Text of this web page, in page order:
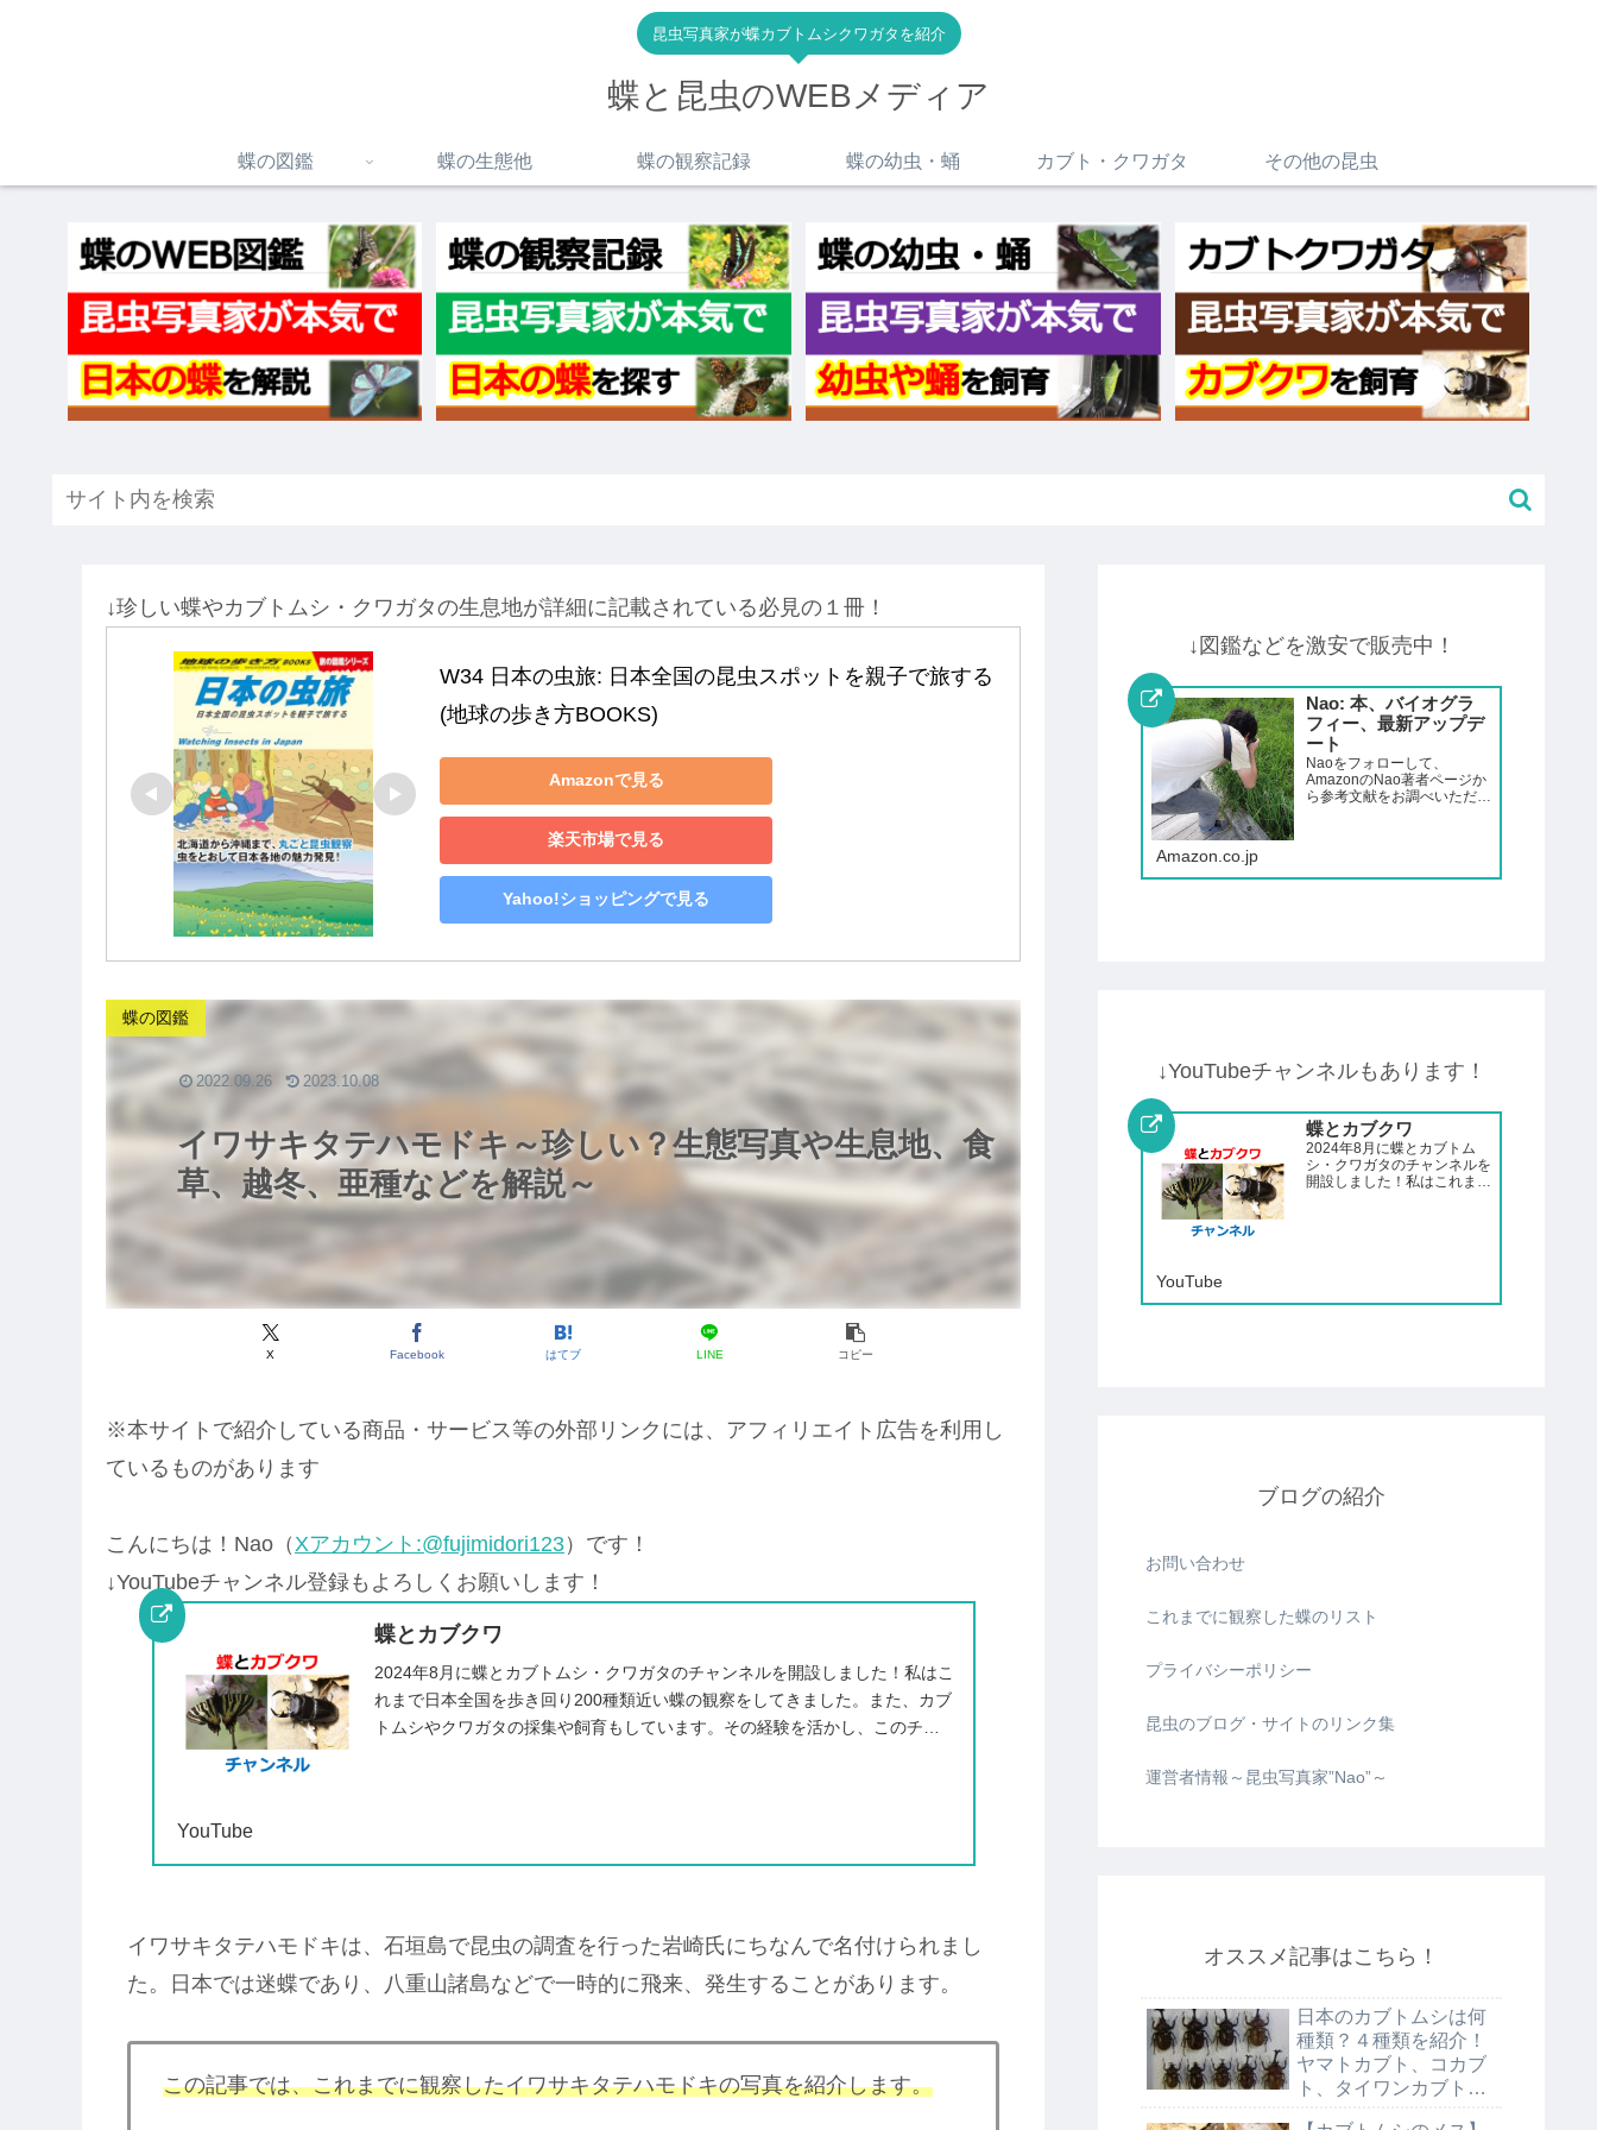
昆虫写真家が蝶カブトムシクワガタを紹介
蝶と昆虫のWEBメディア
蝶の図鑑 蝶の生態他 蝶の観察記録 蝶の幼虫・蛹 カブト・クワガタ その他の昆虫
↓珍しい蝶やカブトムシ・クワガタの生息地が詳細に記載されている必見の１冊！
W34 日本の虫旅: 日本全国の昆虫スポットを親子で旅する
(地球の歩き方BOOKS)
Amazonで見る
楽天市場で見る
Yahoo!ショッピングで見る
イワサキタテハモドキ～珍しい？生態写真や生息地、食
草、越冬、亜種などを解説～
蝶の図鑑
X Facebook はてブ LINE コピー
2022.09.26 2023.10.08
※本サイトで紹介している商品・サービス等の外部リンクには、アフィリエイト広告を利用し
ているものがあります
こんにちは！Nao（Xアカウント:@fujimidori123）です！
↓YouTubeチャンネル登録もよろしくお願いします！
蝶とカブクワ
2024年8月に蝶とカブトムシ・クワガタのチャンネルを開設しました！私はこ
れまで日本全国を歩き回り200種類近い蝶の観察をしてきました。また、カブ
トムシやクワガタの採集や飼育もしています。その経験を活かし、このチャ
YouTube
イワサキタテハモドキは、石垣島で昆虫の調査を行った岩崎氏にちなんで名付けられまし
た。日本では迷蝶であり、八重山諸島などで一時的に飛来、発生することがあります。
この記事では、これまでに観察したイワサキタテハモドキの写真を紹介します。
↓図鑑などを激安で販売中！
Nao: 本、バイオグラ
フィー、最新アップデ
ート
Naoをフォローして、
AmazonのNao著者ページか
ら参考文献をお調べいただけ
Amazon.co.jp
↓YouTubeチャンネルもあります！
蝶とカブクワ
2024年8月に蝶とカブトム
シ・クワガタのチャンネルを
開設しました！私はこれまで
YouTube
ブログの紹介
お問い合わせ
これまでに観察した蝶のリスト
プライバシーポリシー
昆虫のブログ・サイトのリンク集
運営者情報～昆虫写真家”Nao”～
オススメ記事はこちら！
日本のカブトムシは何
種類？４種類を紹介！
ヤマトカブト、コカブ
ト、タイワンカブト、